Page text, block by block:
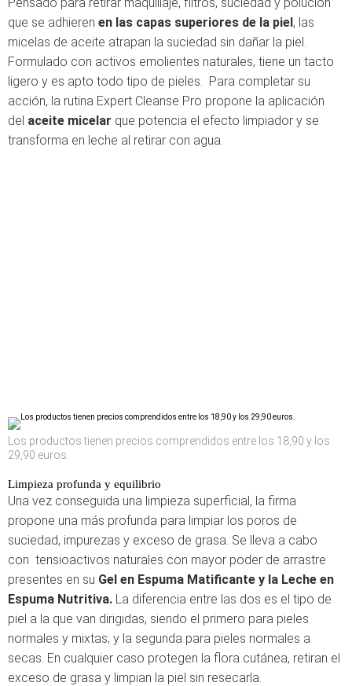
que se adhieren en las capas superiores de la piel, las
micelas de aceite atrapan la suciedad sin dañar la piel.
Formulado con activos emolientes naturales, tiene un tacto
ligero y es apto todo tipo de pieles. Para completar su
acción, la rutina Expert Cleanse Pro propone la aplicación
del aceite micelar que potencia el efecto limpiador y se
transforma en leche al retirar con agua.
Los productos tienen precios comprendidos entre los 18,90 y los
29,90 euros.
Limpieza profunda y equilibrio
Una vez conseguida una limpieza superficial, la firma
propone una más profunda para limpiar los poros de
suciedad, impurezas y exceso de grasa. Se lleva a cabo
con tensioactivos naturales con mayor poder de arrastre
presentes en su Gel en Espuma Matificante y la Leche en
Espuma Nutritiva. La diferencia entre las dos es el tipo de
piel a la que van dirigidas, siendo el primero para pieles
normales y mixtas; y la segunda para pieles normales a
secas. En cualquier caso protegen la flora cutánea, retiran el
exceso de grasa y limpian la piel sin resecarla.